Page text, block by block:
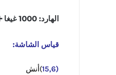
الهارد: 1000 غيغا ➕256 غيغا //SSD
قياس الشاشة:
(15,6 )أنش